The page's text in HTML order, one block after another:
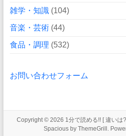
雑学・知識(104)
音楽・芸術(44)
食品・調理 (532)
お問い合わせフォーム
Copyright © 2026 1分で読める!! [ 違いは
Spaciousby ThemeGrill.